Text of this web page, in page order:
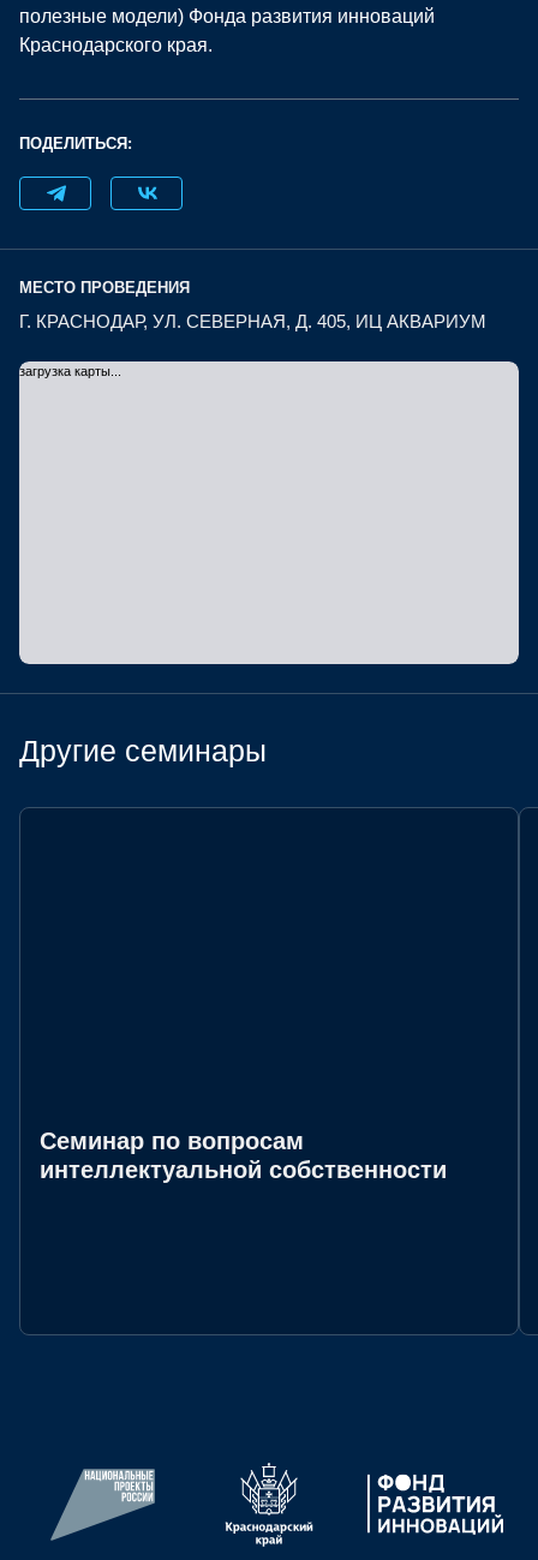
полезные модели) Фонда развития инноваций
Краснодарского края.
ПОДЕЛИТЬСЯ:
МЕСТО ПРОВЕДЕНИЯ
Г. КРАСНОДАР, УЛ. СЕВЕРНАЯ, Д. 405, ИЦ АКВАРИУМ
загрузка карты...
Другие семинары
Семинар по вопросам
интеллектуальной собственности